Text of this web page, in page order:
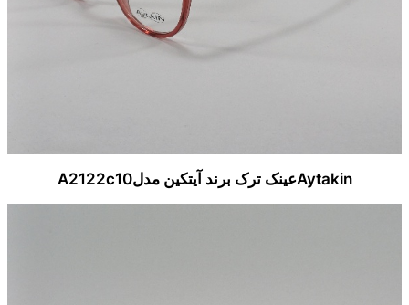
Aytakinعینک ترک برند آیتکین مدلA2122c10